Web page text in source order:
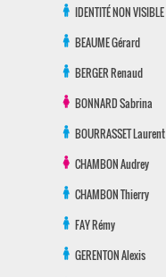
IDENTITÉ NON VISIBLE
BEAUMEGérard
BERGERRenaud
BONNARDSabrina
BOURRASSETLaurent
CHAMBONAudrey
CHAMBONThierry
FAYRémy
GERENTONAlexis